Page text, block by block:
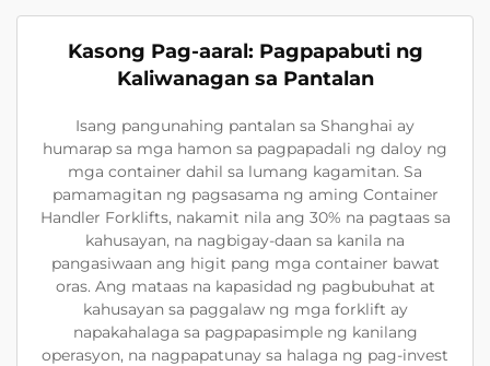
Kasong Pag-aaral: Pagpapabuti ng
Kaliwanagan sa Pantalan
Isang pangunahing pantalan sa Shanghai ay
humarap sa mga hamon sa pagpapadali ng daloy ng
mga container dahil sa lumang kagamitan. Sa
pamamagitan ng pagsasama ng aming Container
Handler Forklifts, nakamit nila ang 30% na pagtaas sa
kahusayan, na nagbigay-daan sa kanila na
pangasiwaan ang higit pang mga container bawat
oras. Ang mataas na kapasidad ng pagbubuhat at
kahusayan sa paggalaw ng mga forklift ay
napakahalaga sa pagpapasimple ng kanilang
operasyon, na nagpapatunay sa halaga ng pag-invest